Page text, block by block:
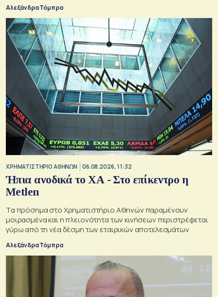
Αλεξάνδρα Τόμπρα
XΡΗΜΑΤΙΣΤΗΡΙΟ ΑΘΗΝΩΝ 06.08.2026, 11:32
Ήπια ανοδικά το ΧΑ - Στο επίκεντρο η
Metlen
Τα πρόσημα στο Χρηματιστήριο Αθηνών παραμένουν
μοιρασμένα και η πλειονότητα των κινήσεων περιστρέφεται
γύρω από τη νέα δέσμη των εταιρικών αποτελεσμάτων
Αλεξάνδρα Τόμπρα